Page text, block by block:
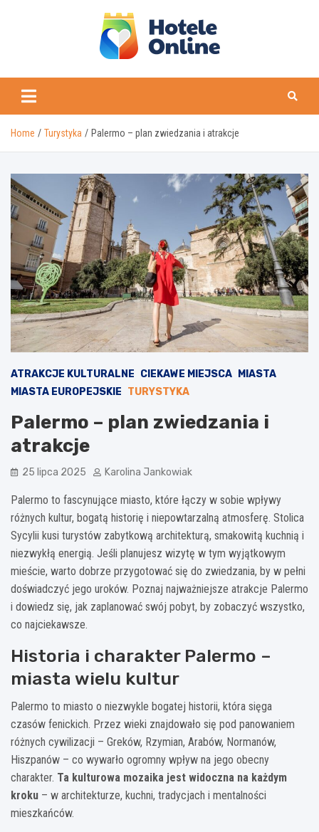
Home Turystyka Palermo – plan zwiedzania i atrakcje
ATRAKCJE KULTURALNE CIEKAWE MIEJSCA
MIASTA
MIASTA EUROPEJSKIE TURYSTYKA
Palermo – plan zwiedzania i
atrakcje
25 lipca 2025 Karolina Jankowiak
Palermo to fascynujące miasto, które łączy w sobie wpływy
różnych kultur, bogatą historię i niepowtarzalną atmosferę. Stolica
Sycylii kusi turystów zabytkową architekturą, smakowitą kuchnią i
niezwykłą energią. Jeśli planujesz wizytę w tym wyjątkowym
mieście, warto dobrze przygotować się do zwiedzania, by w pełni
doświadczyć jego uroków. Poznaj najważniejsze atrakcje Palermo
i dowiedz się, jak zaplanować swój pobyt, by zobaczyć wszystko,
co najciekawsze.
Historia i charakter Palermo –
miasta wielu kultur
Palermo to miasto o niezwykle bogatej historii, która sięga
czasów fenickich. Przez wieki znajdowało się pod panowaniem
różnych cywilizacji – Greków, Rzymian, Arabów, Normanów,
Hiszpanów – co wywarło ogromny wpływ na jego obecny
charakter. Ta kulturowa mozaika jest widoczna na każdym
kroku – w architekturze, kuchni, tradycjach i mentalności
mieszkańców.